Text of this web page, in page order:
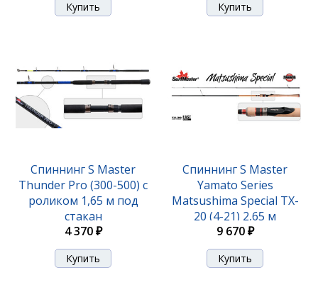
Спиннинг S Master
Thunder Pro (300-500) с
роликом 1,65 м под
стакан
4 370 ₽
Спиннинг S Master
Yamato Series
Matsushima Special TX-
20 (4-21) 2,65 м
9 670 ₽